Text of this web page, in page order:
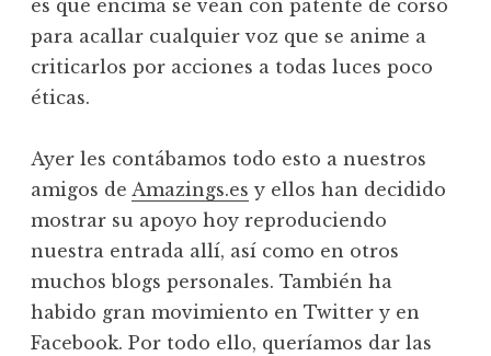
es que encima se vean con patente de corso
para acallar cualquier voz que se anime a
criticarlos por acciones a todas luces poco
éticas.
Ayer les contábamos todo esto a nuestros
amigos de Amazings.es y ellos han decidido
mostrar su apoyo hoy reproduciendo
nuestra entrada allí, así como en otros
muchos blogs personales. También ha
habido gran movimiento en Twitter y en
Facebook. Por todo ello, queríamos dar las